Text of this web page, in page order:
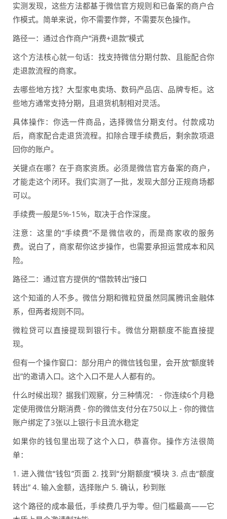
实测发现，这些方法都基于微信官方规则和已备案的商户合
作模式。简单来说，你不需要作弊，不需要灰色操作。
路径一：通过合作商户“消费+退款”模式
这个方法核心就一句话：找支持微信分期付款、且能配合你
走退款流程的商家。
去哪些地方找？大型家电卖场、数码产品店、品牌专柜。这
些地方通常支持分期，且退货机制相对灵活。
具体操作：你选一件商品，选择微信分期支付。付款成功
后，商家配合走退货流程。扣除合理手续费后，剩余款项退
回你的账户。
关键点在哪？在于商家资质。必须是微信官方备案的商户，
才能走这个闭环。我们实测了一批，发现大部分正规商场都
可以。
手续费一般是5%-15%，取决于合作深度。
注意：这里的“手续费”不是微信收的，而是商家收的服务
费。说白了，商家帮你这步操作，也需要承担运营成本和风
险。
路径二：通过官方提供的“借款转出”接口
这个知道的人不多。微信分期和微粒贷虽然同属腾讯金融体
系，但两者规则不同。
微粒贷可以直接提现到银行卡。微信分期额度不能直接提
现。
但有一个操作窗口：部分用户的微信钱包里，会开放“额度转
出”的邀请入口。这个入口不是人人都有的。
什么时候出现？据我们观察，分三种情况： - 你连续6个月稳
定使用微信分期消费 - 你的微信支付分在750以上 - 你的微信
账户绑定了3张以上银行卡且流水稳定
如果你的钱包里出现了这个入口，恭喜你。操作方法很简
单：
1. 进入微信“钱包”页面 2. 找到“分期额度”模块 3. 点击“额度
转出” 4. 输入金额，选择账户 5. 确认，秒到账
这个路径的成本最低，手续费几乎为零。但门槛最高——它